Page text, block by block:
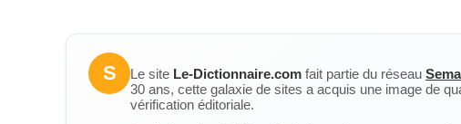
S Le site Le-Dictionnaire.com fait partie du réseau
30 ans, cette galaxie de sites a acquis une image de
vérification éditoriale.